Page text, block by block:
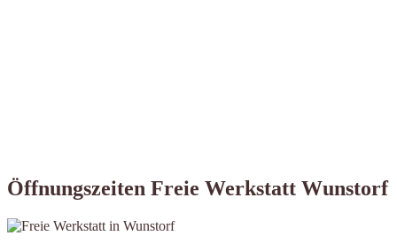
Öffnungszeiten Freie Werkstatt Wunstorf